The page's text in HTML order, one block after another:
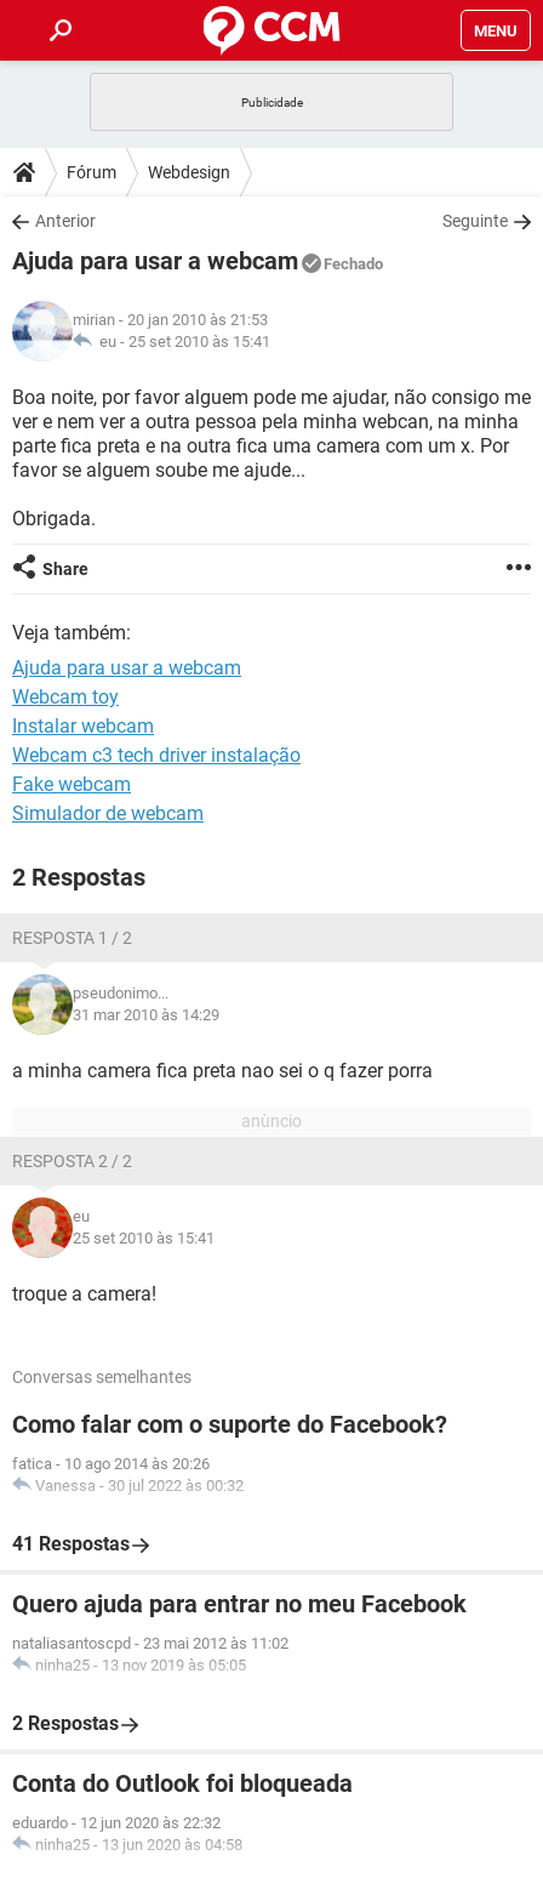
MENU
CELULAR
OUTLOOK
INSTAGRAM GMAIL
GUIA DE COMPRAS
DICAS
JOGOS
INSTAGRAM
GUIA DE COMPRAS
DOWNLOADS
JOGOS WHATSAPP
CELULAR
OUTLOOK
INSTAGRAM
GUIA DE COMPRAS
FÓRUM
JOGOS
CELULAR
OUTLOOK EXCEL
INSTAGRAM GMAIL
GLOSSÁRIO
WHATSAPP
CELULAR FACEBOOK
OUTLOOK EXCEL
INSTAGRAM
GUIA DE COMPRAS
Fórum Webdesign
Anterior Seguinte
Ajuda para usar a webcam Fechado
mirian - 20 jan 2010 às 21:53
eu - 25 set 2010 às 15:41
Boa noite, por favor alguem pode me ajudar, não consigo me
ver e nem ver a outra pessoa pela minha webcan, na minha
parte fica preta e na outra fica uma camera com um x. Por
favor se alguem soube me ajude...
Obrigada.
Share
Veja também:
Ajuda para usar a webcam
Webcam toy
Instalar webcam
Webcam c3 tech driver instalação
Fake webcam
Simulador de webcam
2 Respostas
RESPOSTA 1 / 2
pseudonimo...
31 mar 2010 às 14:29
a minha camera fica preta nao sei o q fazer porra
RESPOSTA 2 / 2
eu
25 set 2010 às 15:41
troque a camera!
Conversas semelhantes
Como falar com o suporte do Facebook?
fatica - 10 ago 2014 às 20:26
Vanessa - 30 jul 2022 às 00:32
41 Respostas
Quero ajuda para entrar no meu Facebook
nataliasantoscpd - 23 mai 2012 às 11:02
ninha25 - 13 nov 2019 às 05:05
2 Respostas
Conta do Outlook foi bloqueada
eduardo - 12 jun 2020 às 22:32
ninha25 - 13 jun 2020 às 04:58